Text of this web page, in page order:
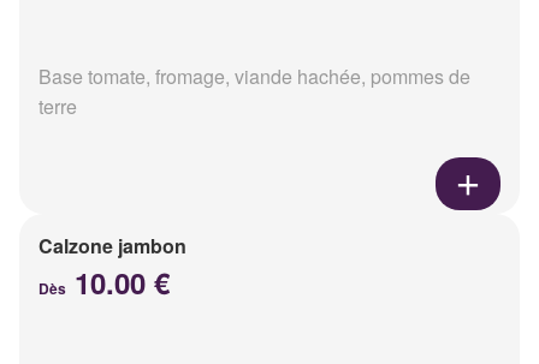
Base tomate, fromage, viande hachée, pommes de
terre
Calzone jambon
Dès 10.00 €